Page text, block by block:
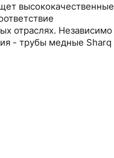
высококачественные
отраслях. Независимо
- трубы медные Sharq